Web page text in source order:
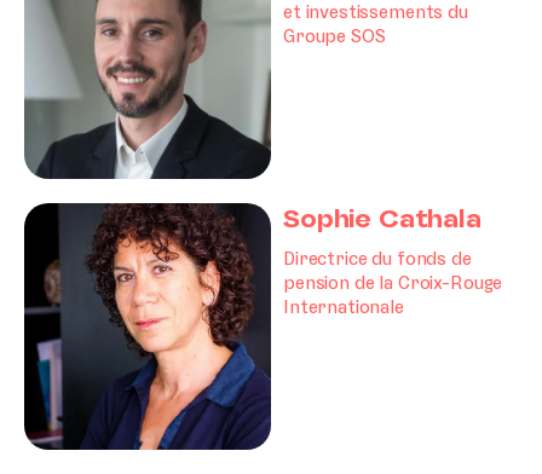
et investissements du
Groupe SOS
Sophie Cathala
Directrice du fonds de
pension de la Croix-Rouge
Internationale